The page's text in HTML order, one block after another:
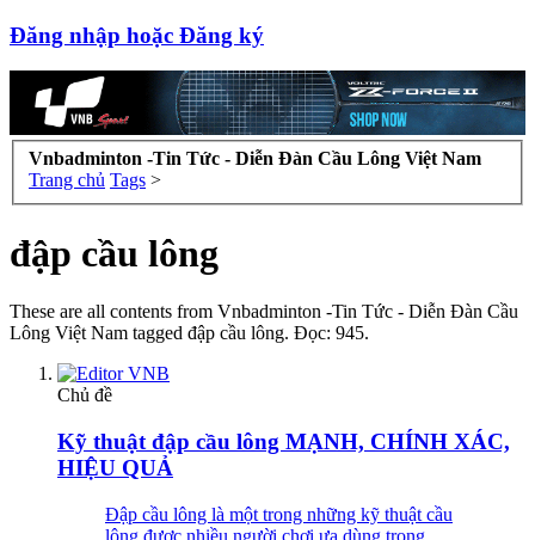
Đăng nhập hoặc Đăng ký
Vnbadminton -Tin Tức - Diễn Đàn Cầu Lông Việt Nam
Trang chủ Tags >
đập cầu lông
These are all contents from Vnbadminton -Tin Tức - Diễn Đàn Cầu
Lông Việt Nam tagged đập cầu lông. Đọc: 945.
Chủ đề
Kỹ thuật đập cầu lông MẠNH, CHÍNH XÁC,
HIỆU QUẢ
Đập cầu lông là một trong những kỹ thuật cầu
lông được nhiều người chơi ưa dùng trong